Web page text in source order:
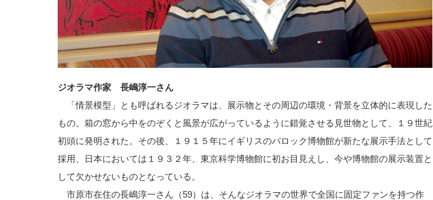
ジオラマ作家 長嶋淳一さん
「情景模型」とも呼ばれるジオラマは、展示物とその周辺の環境・背景を立体的に表現した
もの。箱の窓から中をのぞくと風景が広がっているように錯覚させる見世物として、１９世紀
初頭に発明された。その後、１９１５年にイギリスのバロック博物館が新たな展示手法として
採用、日本においては１９３２年、東京科学博物館に初お目見えし、今や博物館の展示装置と
して欠かせないものとなっている。
市原市在住の長嶋淳一さん（59）は、そんなジオラマの世界で全国に固定ファンを持つ作